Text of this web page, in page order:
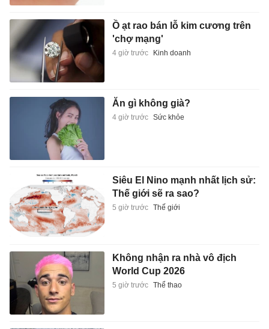
Ồ ạt rao bán lỗ kim cương trên
'chợ mạng'
4 giờ trước Kinh doanh
Ăn gì không già?
4 giờ trước Sức khỏe
Siêu El Nino mạnh nhất lịch sử:
Thế giới sẽ ra sao?
5 giờ trước Thế giới
Không nhận ra nhà vô địch
World Cup 2026
5 giờ trước Thể thao